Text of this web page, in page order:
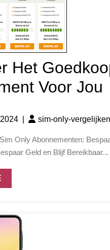
Het
Voor Jou
sim-only-vergelijken
Geld en Blijf Bereikbaar...